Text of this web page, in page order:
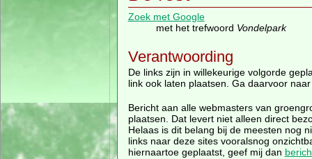
Zoek met Google
met het trefwoord Vondelpark
Verantwoording
De links zijn in willekeurige volgorde
link ook laten plaatsen. Ga daarvoor
Bericht aan alle webmasters van
plaatsen. Dat levert niet alleen direct
Helaas is dit belang bij de meesten nog
links naar deze sites vooralsnog
hiernaartoe geplaatst, geef mij dan